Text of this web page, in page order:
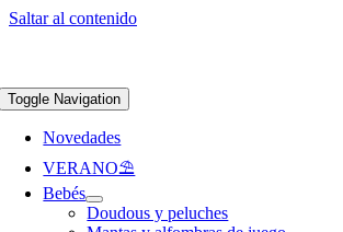
Saltar al contenido
Toggle Navigation
Novedades
VERANO⛱️​
Bebés
Doudous y peluches